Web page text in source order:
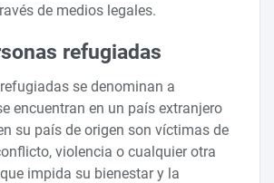
de medios legales.
refugiadas
se denominan a
encuentran en un país extranjero
su país de origen son víctimas de
violencia o cualquier otra
impida su bienestar y la